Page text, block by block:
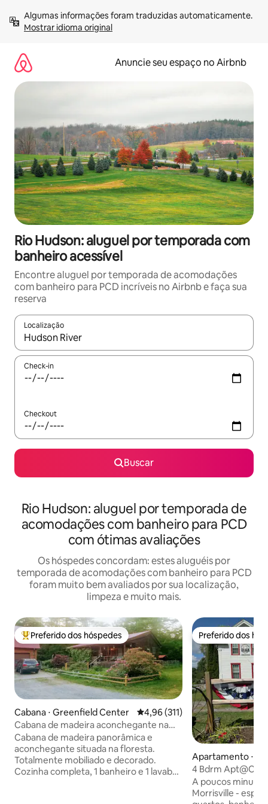
para
Mostrar idioma original
Anuncie seu espaço no Airbnb
Rio Hudson: aluguel por temporada com
banheiro acessível
Encontre aluguel por temporada de acomodações
com banheiro para PCD incríveis no Airbnb e faça sua
reserva
Localização
Quando os resultados estiverem disponíveis, explore-os
Check-in
Checkout
Buscar
Rio Hudson: aluguel por temporada de
acomodações com banheiro para PCD
com ótimas avaliações
Os hóspedes concordam: estes aluguéis por
temporada de acomodações com banheiro para PCD
foram muito bem avaliados por sua localização,
limpeza e muito mais.
Entre os melhores preferidos dos hóspedes
Preferido dos hóspedes
Cabana ⋅ Greenfield Center 4,96 de uma avaliação média de
4,96 (311)
Cabana de madeira aconchegante na
floresta
Cabana de madeira panorâmica e
aconchegante situada na floresta.
Totalmente mobiliado e decorado.
Cozinha completa, 1 banheiro e 1 lavabo,
Preferido dos
Preferido dos
Apartamento ⋅
4 Bdrm
Morrisville
A poucos
Morrisville -